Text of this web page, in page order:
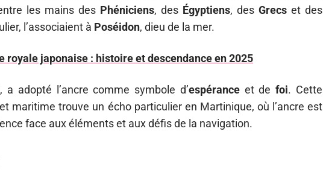
les mains des Phéniciens, des Égyptiens, des Grecs et des
l’associaient à Poséidon, dieu de la mer.
royale japonaise : histoire et descendance en 2025
adopté l’ancre comme symbole d’espéranceet defoi. Cette
maritime trouve un écho particulier en Martinique, où l’ancre est
face aux éléments et aux défis de la navigation.